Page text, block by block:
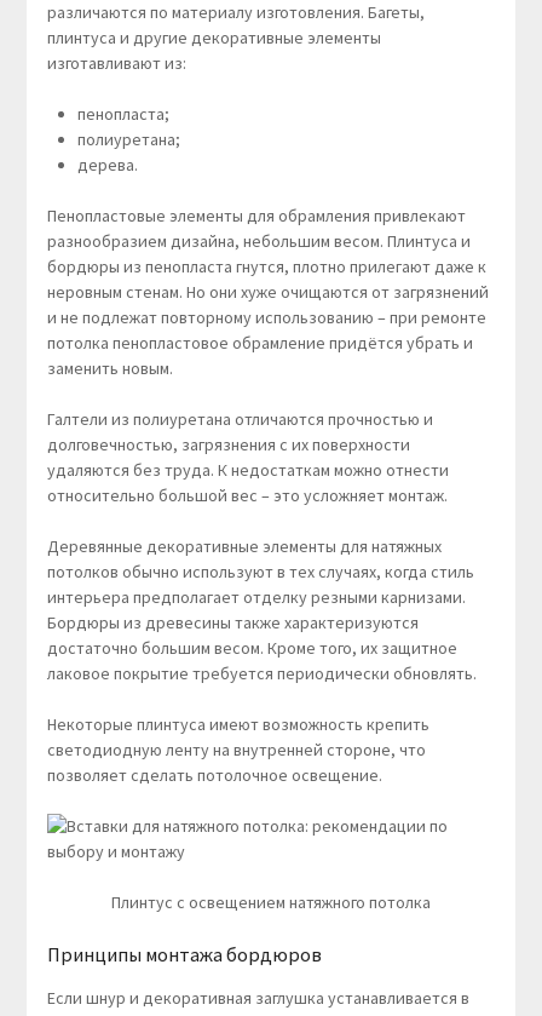
различаются по материалу изготовления. Багеты,
плинтуса и другие декоративные элементы
изготавливают из:
пенопласта;
полиуретана;
дерева.
Пенопластовые элементы для обрамления привлекают
разнообразием дизайна, небольшим весом. Плинтуса и
бордюры из пенопласта гнутся, плотно прилегают даже к
неровным стенам. Но они хуже очищаются от загрязнений
и не подлежат повторному использованию – при ремонте
потолка пенопластовое обрамление придётся убрать и
заменить новым.
Галтели из полиуретана отличаются прочностью и
долговечностью, загрязнения с их поверхности
удаляются без труда. К недостаткам можно отнести
относительно большой вес – это усложняет монтаж.
Деревянные декоративные элементы для натяжных
потолков обычно используют в тех случаях, когда стиль
интерьера предполагает отделку резными карнизами.
Бордюры из древесины также характеризуются
достаточно большим весом. Кроме того, их защитное
лаковое покрытие требуется периодически обновлять.
Некоторые плинтуса имеют возможность крепить
светодиодную ленту на внутренней стороне, что
позволяет сделать потолочное освещение.
Плинтус с освещением натяжного потолка
Принципы монтажа бордюров
Если шнур и декоративная заглушка устанавливается в